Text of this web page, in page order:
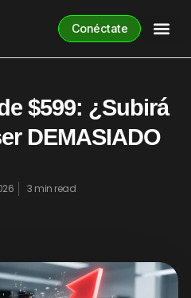
Conéctate
$599: ¿Subirá
DEMASIADO
3 min read